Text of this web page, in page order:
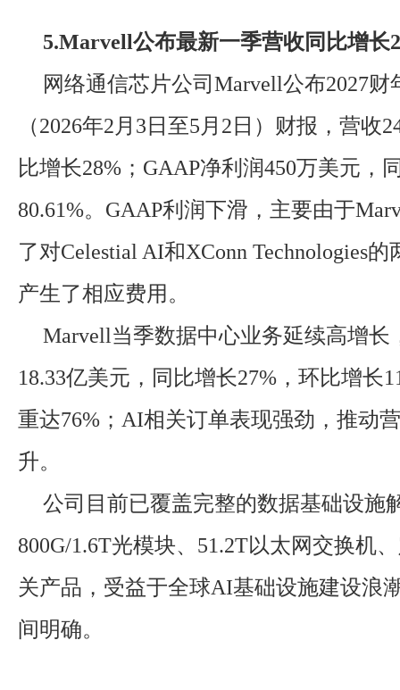
5.Marvell公布最新一季营收同比增长
网络通信芯片公司Marvell公布2027财
（2026年2月3日至5月2日）财报，营收
比增长28%；GAAP净利润450万美元，
80.61%。GAAP利润下滑，主要由于
了对Celestial AI和XConn Technologies
产生了相应费用。
Marvell当季数据中心业务延续高增长
18.33亿美元，同比增长27%，环比增长
重达76%；AI相关订单表现强劲，推动
升。
公司目前已覆盖完整的数据基础设施
800G/1.6T光模块、51.2T以太网交换机
关产品，受益于全球AI基础设施建设浪
间明确。